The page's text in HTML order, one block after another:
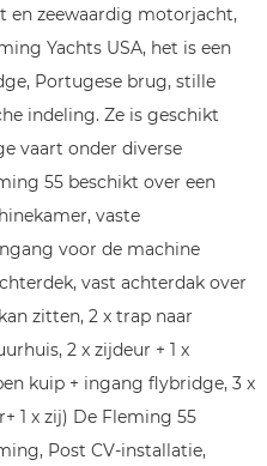
en zeewaardig motorjacht,
Yachts USA, het is een
Portugese brug, stille
indeling. Ze is geschikt
vaart onder diverse
55 beschikt over een
vaste
voor de machine
vast achterdak over
zitten, 2 x trap naar
2 x zijdeur + 1 x
kuip + ingang flybridge, 3 x
1 x zij) De Fleming 55
Post CV-installatie,